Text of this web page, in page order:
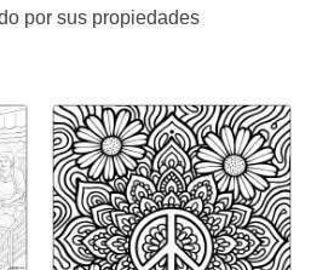
por sus propiedades